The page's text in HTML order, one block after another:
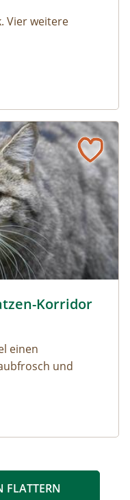
Vier weitere
Korridor
einen
und
FLATTERN